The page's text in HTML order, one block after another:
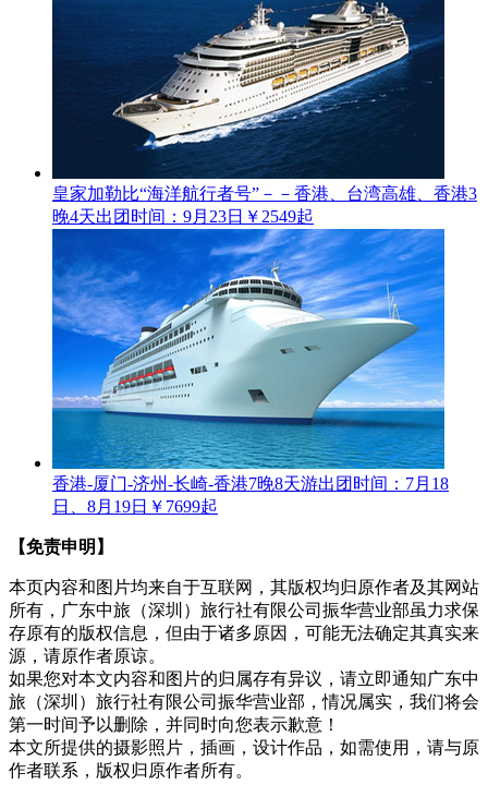
皇家加勒比“海洋航行者号”－－香港、台湾高雄、香港3
晚4天出团时间：9月23日 ￥2549起
香港-厦门-济州-长崎-香港7晚8天游出团时间：7月18
日、8月19日 ￥7699起
【免责申明】
本页内容和图片均来自于互联网，其版权均归原作者及其网站
所有，广东中旅（深圳）旅行社有限公司振华营业部虽力求保
存原有的版权信息，但由于诸多原因，可能无法确定其真实来
源，请原作者原谅。
如果您对本文内容和图片的归属存有异议，请立即通知广东中
旅（深圳）旅行社有限公司振华营业部，情况属实，我们将会
第一时间予以删除，并同时向您表示歉意！
本文所提供的摄影照片，插画，设计作品，如需使用，请与原
作者联系，版权归原作者所有。